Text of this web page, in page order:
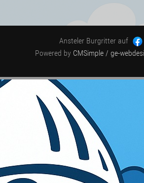
Ansteler Burgritter auf
Powered by CMSimple / ge-